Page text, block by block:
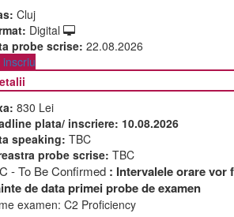
Cluj
Digital
probe scrise: 22.08.2026
830 Lei
plata/ inscriere: 10.08.2026
speaking: TBC
probe scrise: TBC
- To Be Confirmed : Intervalele orare vor
de data primei probe de examen
examen: C2 Proficiency